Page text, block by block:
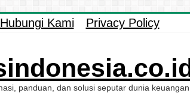
Hubungi Kami Privacy Policy
panduan, dan solusi seputar dunia keuangan.